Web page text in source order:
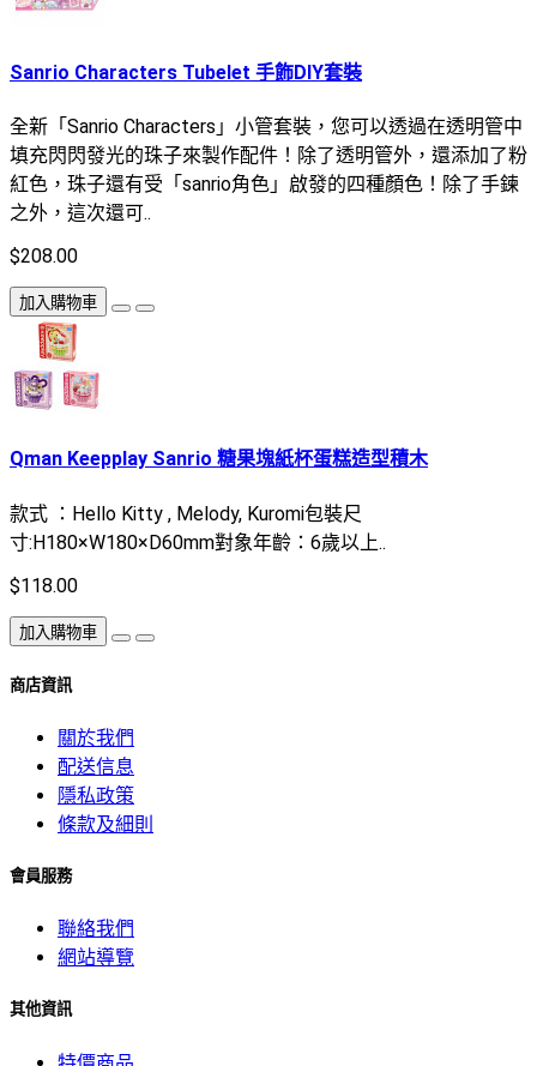
Sanrio Characters Tubelet 手飾DIY套裝
全新「Sanrio Characters」小管套裝，您可以透過在透明管中
填充閃閃發光的珠子來製作配件！除了透明管外，還添加了粉
紅色，珠子還有受「sanrio角色」啟發的四種顏色！除了手鍊
之外，這次還可..
$208.00
加入購物車
Qman Keepplay Sanrio 糖果塊紙杯蛋糕造型積木
款式 ：Hello Kitty , Melody, Kuromi包裝尺
寸:H180×W180×D60mm對象年齡：6歲以上..
$118.00
加入購物車
商店資訊
關於我們
配送信息
隱私政策
條款及細則
會員服務
聯絡我們
網站導覽
其他資訊